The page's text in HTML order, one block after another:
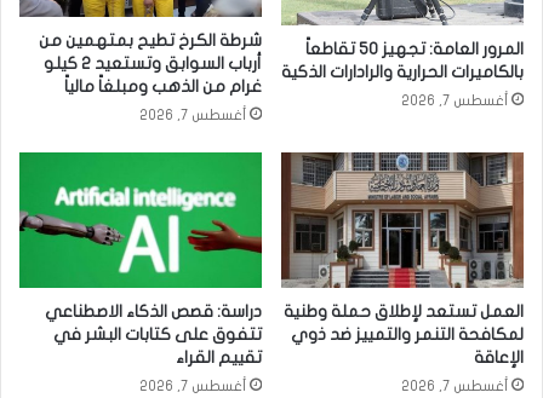
المرور العامة: تجهيز 50 تقاطعاً
بالكاميرات الحرارية والرادارات الذكية
أغسطس 7, 2026
شرطة الكرخ تطيح بمتهمين من
أرباب السوابق وتستعيد 2 كيلو
غرام من الذهب ومبلغاً مالياً
أغسطس 7, 2026
العمل تستعد لإطلاق حملة وطنية
لمكافحة التنمر والتمييز ضد ذوي
الإعاقة
أغسطس 7, 2026
دراسة: قصص الذكاء الاصطناعي
تتفوق على كتابات البشر في
تقييم القراء
أغسطس 7, 2026